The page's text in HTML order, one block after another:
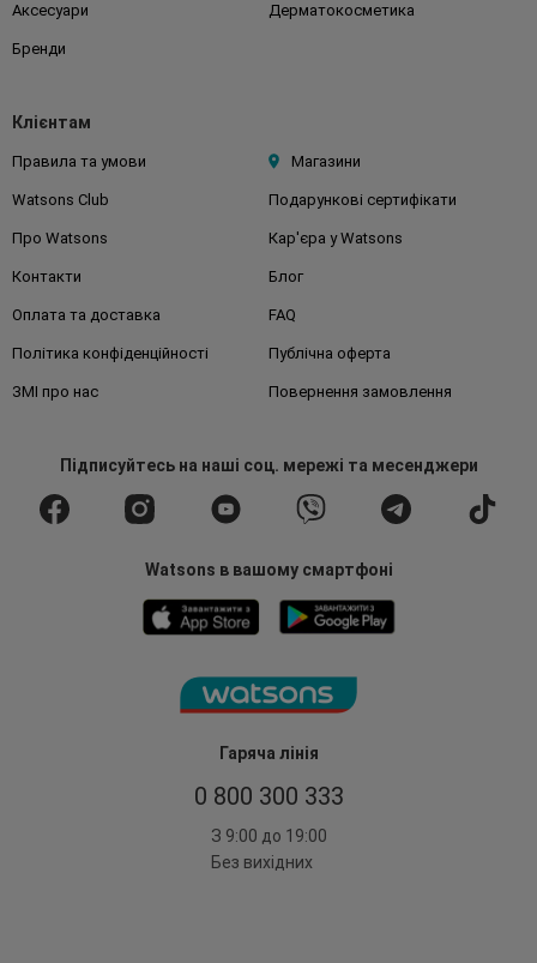
Гаряча лінія
0 800 300 333
З 9:00 до 19:00
Без вихідних
Аксесуари Дерматокосметика
Бренди
Клієнтам
Правила та умови Магазини
Watsons Club Подарункові сертифікати
Про Watsons Кар'єра у Watsons
Контакти Блог
Оплата та доставка FAQ
Політика конфіденційності Публічна оферта
ЗМІ про нас Повернення замовлення
Підписуйтесьна наші соц. мережі та месенджери
Watsons в вашому смартфоні